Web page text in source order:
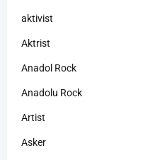
aktivist
Aktrist
Anadol Rock
Anadolu Rock
Artist
Asker